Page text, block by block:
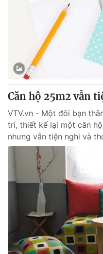
Căn hộ 25m2 vẫn
VTV.vn - Một đôi bạn
trí, thiết kế lại một căn
nhưng vẫn tiện nghi và